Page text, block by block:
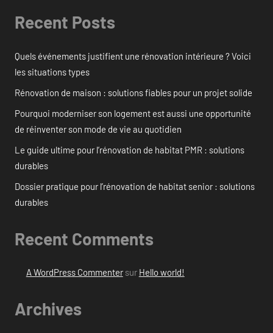
Recent Posts
Quels événements justifient une rénovation intérieure ? Voici
les situations types
Rénovation de maison : solutions fiables pour un projet solide
Pourquoi moderniser son logement est aussi une opportunité
de réinventer son mode de vie au quotidien
Le guide ultime pour l’rénovation de habitat PMR : solutions
durables
Dossier pratique pour l’rénovation de habitat senior : solutions
durables
Recent Comments
A WordPress Commentersur Hello world!
Archives